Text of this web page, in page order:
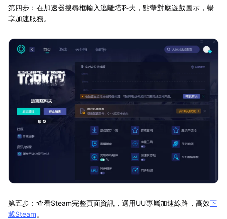
第四步：在加速器搜尋框輸入逃離塔科夫，點擊對應遊戲圖示，暢
享加速服務。
第五步：查看Steam完整頁面資訊，選用UU專屬加速線路，高效下
載Steam。